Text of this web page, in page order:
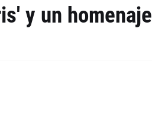
y un homenaje